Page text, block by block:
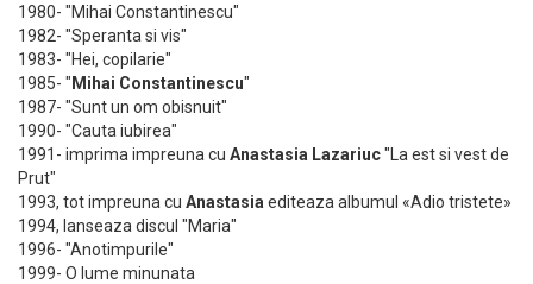
1980- "Mihai Constantinescu"
1982- "Speranta si vis"
1983- "Hei, copilarie"
1985- " Mihai Constantinescu"
1987- "Sunt un om obisnuit"
1990- "Cauta iubirea"
1991- imprima impreuna cu Anastasia Lazariuc"La est si vest de
Prut"
1993, tot impreuna cu Anastasia editeaza albumul «Adio tristete»
1994, lanseaza discul "Maria"
1996- "Anotimpurile"
1999- O lume minunata